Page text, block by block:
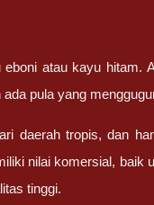
atau kayu hitam.
pula yang
daerah tropis, dan
nilai komersial, baik
tinggi.